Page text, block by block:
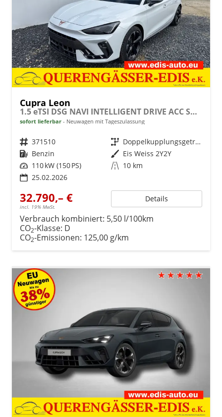
Cupra Leon
1.5 eTSI DSG NAVI INTELLIGENT DRIVE ACC SHZ KEYLESS
sofort lieferbar Neuwagen mit Tageszulassung
Fahrzeugnr. 371510 Getriebe
Doppelkupplungsgetriebe (DSG)
Kraftstoff Benzin Außenfarbe Eis Weiss 2Y2Y
Leistung 110 kW (150 PS) Kilometerstand 10 km
25.02.2026
32.790,– €
incl. 19% MwSt.
Details
Verbrauch kombiniert: 5,50 l/100km
CO2-Klasse: D
CO2-Emissionen: 125,00 g/km